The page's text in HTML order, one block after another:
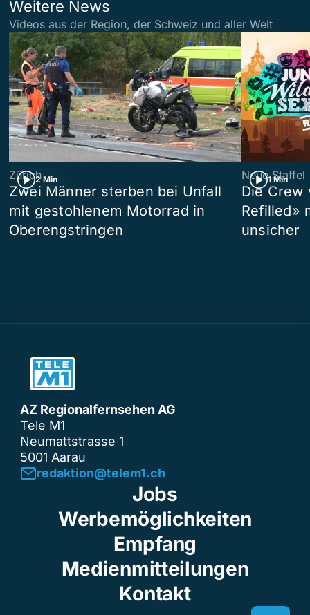
Weitere News
Videos aus der Region, der Schweiz und aller Welt
2 Min
Zürich
Zwei Männer sterben bei Unfall
mit gestohlenem Motorrad in
Oberengstringen
1 Min
Neue Staffel
Die Crew
Refilled»
unsicher
AZ Regionalfernsehen AG
Tele M1
Neumattstrasse 1
5001 Aarau
redaktion@telem1.ch
Jobs
Werbemöglichkeiten
Empfang
Medienmitteilungen
Kontakt